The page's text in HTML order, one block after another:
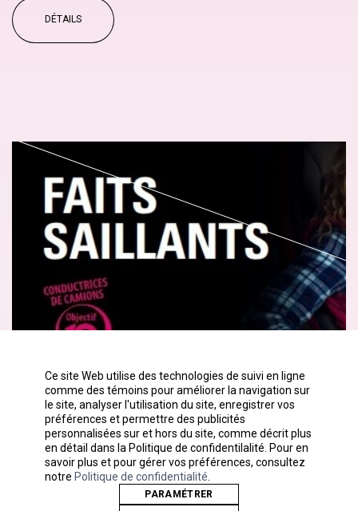
DÉTAILS
Ce site Web utilise des technologies de suivi en ligne
comme des témoins pour améliorer la navigation sur
le site, analyser l'utilisation du site, enregistrer vos
préférences et permettre des publicités
personnalisées sur et hors du site, comme décrit plus
en détail dans la Politique de confidentilalité. Pour en
savoir plus et pour gérer vos préférences, consultez
notre Politique de confidentialité
PARAMÉTRER